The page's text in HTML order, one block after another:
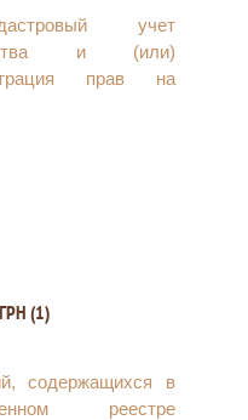
нуждающимся в
газификацию
социальной
учет
и (или)
прав на
(1)
содержащихся в
реестре